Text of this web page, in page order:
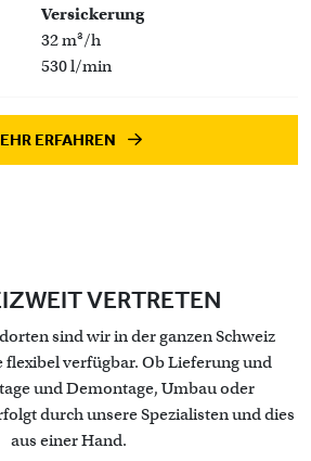
Versickerung
32 m³/h
530 l/min
ERFAHREN
VERTRETEN
sind wir in der ganzen Schweiz
flexibel verfügbar. Ob Lieferung und
und Demontage, Umbau oder
durch unsere Spezialisten und dies
aus einer Hand.